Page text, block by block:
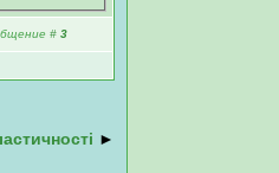
# 3
►